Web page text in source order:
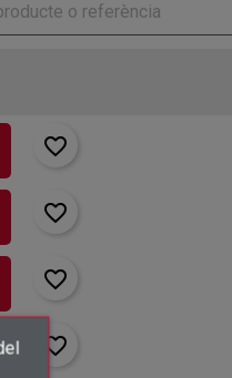
favorite_border
favorite_border
favorite_border
favorite_border